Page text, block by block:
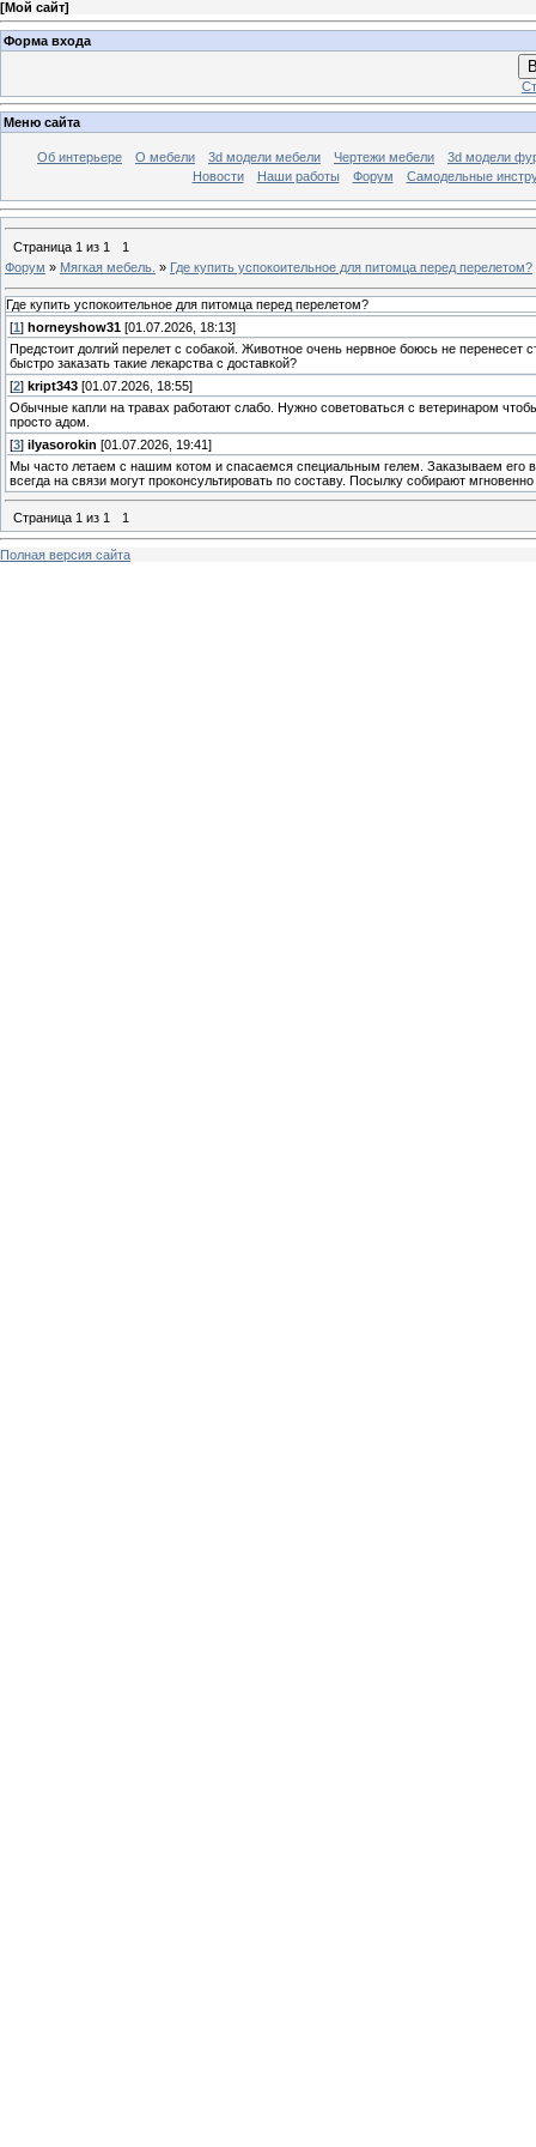
[Мой сайт]
Форма входа
Меню сайта
Об интерьере О мебели 3d модели мебели Чертежи мебели
3d модели
Новости
Наши работы Форум Самодельные
Страница 1 из 1
1
Форум » Мягкая мебель. » Где купить успокоительное для питомца перед перелетом?
Где купить успокоительное для питомца перед перелетом?
[1 ] horneyshow31 [01.07.2026, 18:13]
Предстоит долгий перелет с собакой. Животное очень нервное боюсь не
быстро заказать такие лекарства с доставкой?
[2] kript343 [01.07.2026, 18:55]
Обычные капли на травах работают слабо. Нужно советоваться с ветеринаром
просто адом.
[3] ilyasorokin [01.07.2026, 19:41]
Мы часто летаем с нашим котом и спасаемся специальным гелем. Заказываем его
всегда на связи могут проконсультировать по составу. Посылку собирают
Страница 1 из 1 1
Полная версия сайта